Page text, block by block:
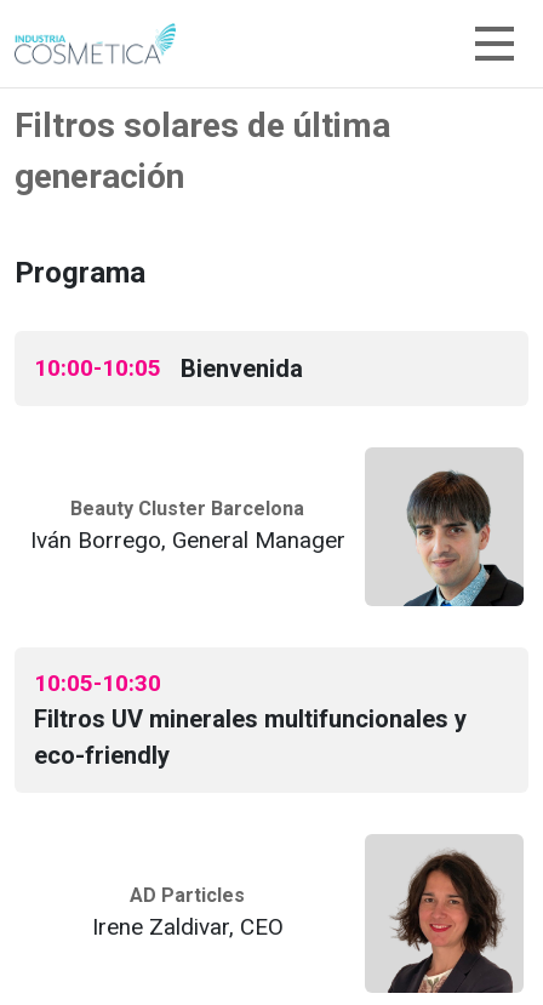
Filtros solares de última
generación
Programa
10:00-10:05 Bienvenida
Beauty Cluster Barcelona
Iván Borrego, General Manager
10:05-10:30
Filtros UV minerales multifuncionales y
eco-friendly
AD Particles
Irene Zaldivar, CEO